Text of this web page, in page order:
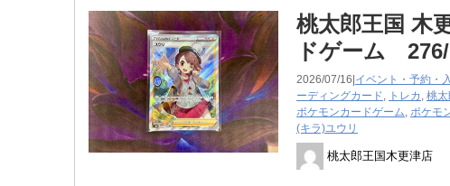
桃太郎王国 木
ドゲーム 276/
2026/07/16| イベント・予約・
ーディングカード, トレカ , 桃
ポケモンカードゲーム, ポケモ
(キラ)ユウリ
桃太郎王国木更津店